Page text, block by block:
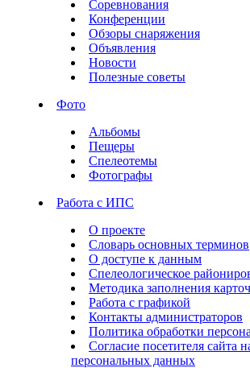
Соревнования
Конференции
Обзоры снаряжения
Объявления
Новости
Полезные советы
Фото
Альбомы
Пещеры
Спелеотемы
Фотографы
Работа с ИПС
О проекте
Словарь основных терминов
О доступе к данным
Спелеологическое
Методика заполнения
Работа с графикой
Контакты администраторов
Политика обработки
Согласие посетителя сайта
персональных данных